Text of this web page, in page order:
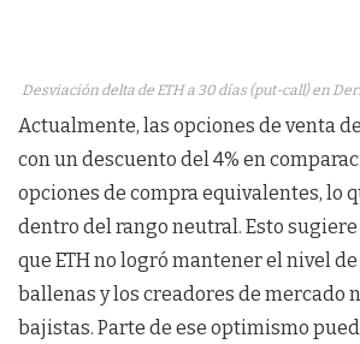
Desviación delta de ETH a 30 días (put-call) en
Actualmente, las opciones de venta
con un descuento del 4% en
opciones de compra equivalentes, lo
dentro del rango neutral. Esto sugiere
que ETH no logró mantener el nivel
ballenas y los creadores de mercado
bajistas. Parte de ese optimismo